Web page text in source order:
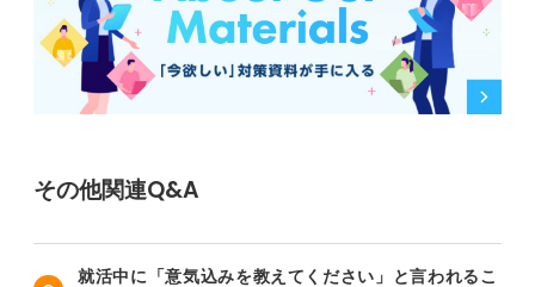
その他関連Q&A
就活中に「意気込みを教えてください」と言われるこ